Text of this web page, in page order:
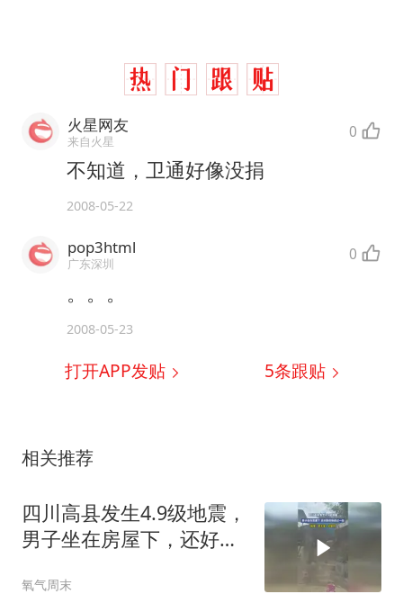
火星网友
来自火星 0
不知道，卫通好像没捐
2008-05-22
pop3html
广东深圳 0
。。。
2008-05-23
打开APP发贴 5条跟贴
相关推荐
四川高县发生4.9级地震，
男子坐在房屋下，还好跑
氧气周末